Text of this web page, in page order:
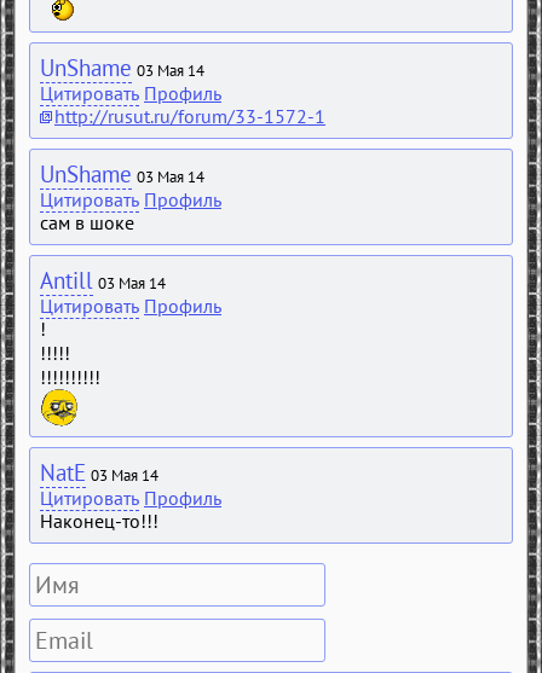
UnShame 03 Мая 14
Цитировать Профиль
http://rusut.ru/forum/33-1572-1
UnShame 03 Мая 14
Цитировать Профиль
сам в шоке
Antill 03 Мая 14
Цитировать Профиль
!
!!!!!
!!!!!!!!!!
NatE 03 Мая 14
Цитировать Профиль
Наконец-то!!!